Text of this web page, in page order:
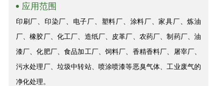
应用范围
印刷厂、印染厂、电子厂、塑料厂、涂料厂、家具厂、炼油
厂、橡胶厂、化工厂、造纸厂、皮革厂、农药厂、制药厂、油
漆厂、化肥厂、食品加工厂、饲料厂、香精香料厂、屠宰厂、
污水处理厂、垃圾中转站、喷涂喷漆等恶臭气体、工业废气的
净化处理。